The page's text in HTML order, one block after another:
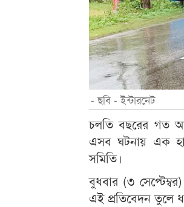
- ছবি - ইন্টারনেট
চলতি বছরের গত
এসব ঘটনায় এক
সমিতি।
বুধবার (৩
এই প্রতিবেদন তুলে